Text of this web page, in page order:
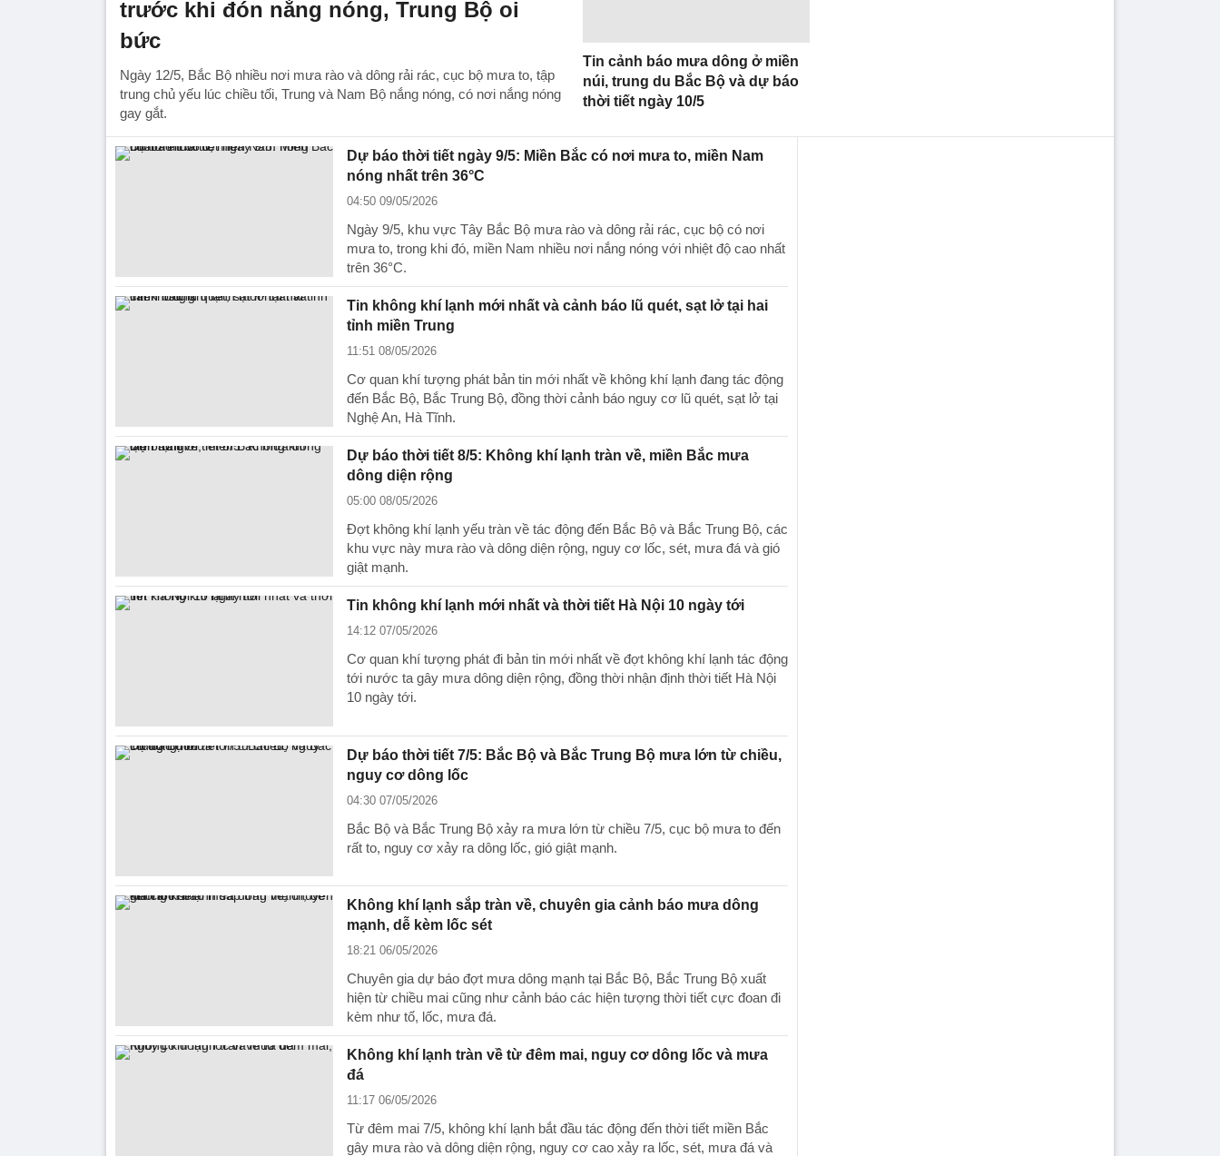
trước khi đón nắng nóng, Trung Bộ oi
bức
Ngày 12/5, Bắc Bộ nhiều nơi mưa rào và dông rải rác, cục bộ mưa to, tập
trung chủ yếu lúc chiều tối, Trung và Nam Bộ nắng nóng, có nơi nắng nóng
gay gắt.
Tin cảnh báo mưa dông ở miền
núi, trung du Bắc Bộ và dự báo
thời tiết ngày 10/5
Dự báo thời tiết ngày 9/5: Miền Bắc có nơi mưa to, miền Nam
nóng nhất trên 36°C
04:50 09/05/2026
Ngày 9/5, khu vực Tây Bắc Bộ mưa rào và dông rải rác, cục bộ có nơi
mưa to, trong khi đó, miền Nam nhiều nơi nắng nóng với nhiệt độ cao nhất
trên 36°C.
Tin không khí lạnh mới nhất và cảnh báo lũ quét, sạt lở tại hai
tỉnh miền Trung
11:51 08/05/2026
Cơ quan khí tượng phát bản tin mới nhất về không khí lạnh đang tác động
đến Bắc Bộ, Bắc Trung Bộ, đồng thời cảnh báo nguy cơ lũ quét, sạt lở tại
Nghệ An, Hà Tĩnh.
Dự báo thời tiết 8/5: Không khí lạnh tràn về, miền Bắc mưa
dông diện rộng
05:00 08/05/2026
Đợt không khí lạnh yếu tràn về tác động đến Bắc Bộ và Bắc Trung Bộ, các
khu vực này mưa rào và dông diện rộng, nguy cơ lốc, sét, mưa đá và gió
giật mạnh.
Tin không khí lạnh mới nhất và thời tiết Hà Nội 10 ngày tới
14:12 07/05/2026
Cơ quan khí tượng phát đi bản tin mới nhất về đợt không khí lạnh tác động
tới nước ta gây mưa dông diện rộng, đồng thời nhận định thời tiết Hà Nội
10 ngày tới.
Dự báo thời tiết 7/5: Bắc Bộ và Bắc Trung Bộ mưa lớn từ chiều,
nguy cơ dông lốc
04:30 07/05/2026
Bắc Bộ và Bắc Trung Bộ xảy ra mưa lớn từ chiều 7/5, cục bộ mưa to đến
rất to, nguy cơ xảy ra dông lốc, gió giật mạnh.
Không khí lạnh sắp tràn về, chuyên gia cảnh báo mưa dông
mạnh, dễ kèm lốc sét
18:21 06/05/2026
Chuyên gia dự báo đợt mưa dông mạnh tại Bắc Bộ, Bắc Trung Bộ xuất
hiện từ chiều mai cũng như cảnh báo các hiện tượng thời tiết cực đoan đi
kèm như tố, lốc, mưa đá.
Không khí lạnh tràn về từ đêm mai, nguy cơ dông lốc và mưa
đá
11:17 06/05/2026
Từ đêm mai 7/5, không khí lạnh bắt đầu tác động đến thời tiết miền Bắc
gây mưa rào và dông diện rộng, nguy cơ cao xảy ra lốc, sét, mưa đá và